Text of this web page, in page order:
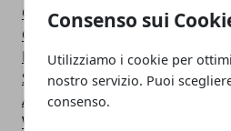
Consenso sui
Utilizziamo i cookie per
nostro servizio. Puoi
consenso.
Galaxy Note 5
Google Play
Fotografia
Stile di vita
Antivirus
Widget Orologio